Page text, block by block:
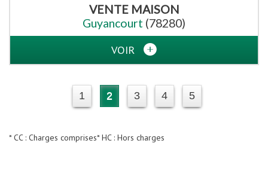
VENTE MAISON
Guyancourt (78280)
VOIR
1 2 3 4 5
* CC : Charges comprises* HC : Hors charges